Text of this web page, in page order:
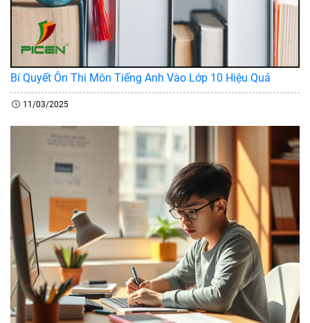
Bí Quyết Ôn Thi Môn Tiếng Anh Vào Lớp 10 Hiệu Quả
11/03/2025